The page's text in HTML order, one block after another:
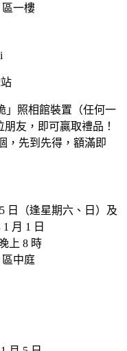
一樓
」照相館裝置（任何一
友，即可贏取禮品！
，先到先得，額滿即
日（逢星期六、日）及
月 1 日
上 8 時
中庭